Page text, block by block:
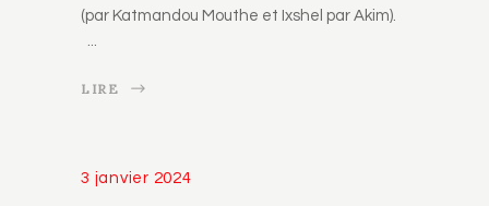
(par Katmandou Mouthe et Ixshel par Akim).
LIRE
3 janvier 2024